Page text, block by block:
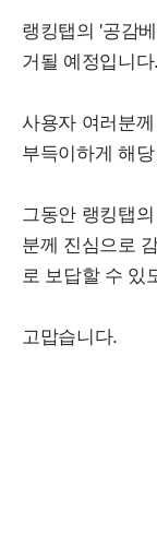
랭킹탭의 '공감
거될 예정입니다.
사용자 여러분
부득이하게 해
그동안 랭킹탭
분께 진심으로
로 보답할 수 있
고맙습니다.